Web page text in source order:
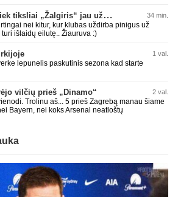
A. Tapinas atskleidė, kiek tiksliai „Žalgiris“ jau uždirbo iš UEFA premijų 34 min.
nei kitur, kur klubas uždirba pinigus už
išlaidų eilutę.. Žiauruva :)
1 val.
lepunelis paskutinis sezona kad starte
vilčių prieš „Dinamo“ 2 val.
Trolinu aš... 5 prieš Zagrebą manau šiame
Bayern, nei koks Arsenal neatloštų